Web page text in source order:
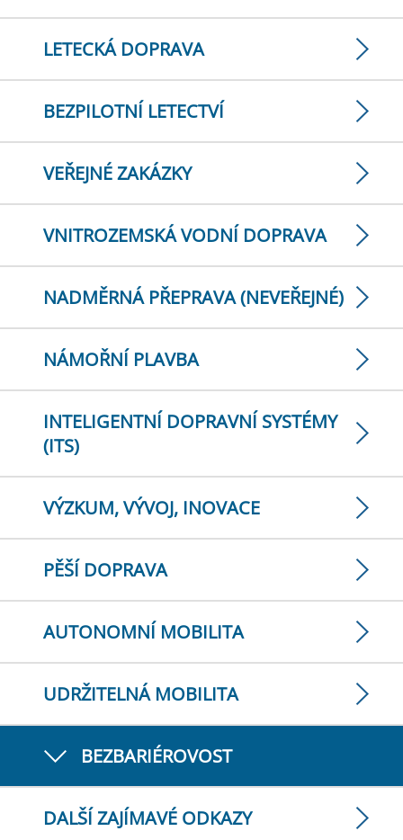
LETECKÁ DOPRAVA
BEZPILOTNÍ LETECTVÍ
VEŘEJNÉ ZAKÁZKY
VNITROZEMSKÁ VODNÍ DOPRAVA
NADMĚRNÁ PŘEPRAVA (NEVEŘEJNÉ)
NÁMOŘNÍ PLAVBA
INTELIGENTNÍ DOPRAVNÍ SYSTÉMY
(ITS)
VÝZKUM, VÝVOJ, INOVACE
PĚŠÍ DOPRAVA
AUTONOMNÍ MOBILITA
UDRŽITELNÁ MOBILITA
BEZBARIÉROVOST
DALŠÍ ZAJÍMAVÉ ODKAZY